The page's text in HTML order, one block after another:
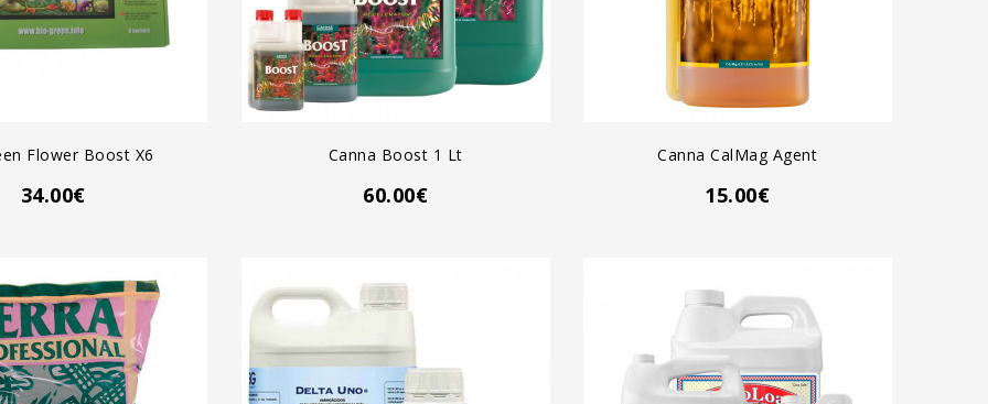
Flower Boost X6
34.00€
Canna Boost 1 Lt
60.00€
Canna CalMag Agent
15.00€